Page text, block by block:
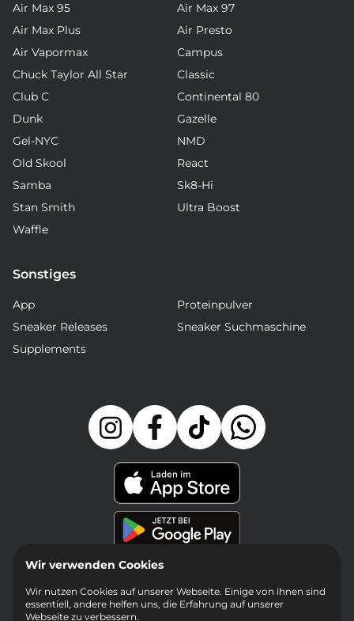
Air Max 95
Air Max 97
Air Max Plus
Air Presto
Air Vapormax
Campus
Chuck Taylor All Star
Classic
Club C
Continental 80
Dunk
Gazelle
Gel-NYC
NMD
Old Skool
React
Samba
Sk8-Hi
Stan Smith
Ultra Boost
Waffle
Sonstiges
App
Proteinpulver
Sneaker Releases
Sneaker Suchmaschine
Supplements
Wir verwenden Cookies
Wir nutzen Cookies auf unserer Webseite. Einige von ihnen sind
essentiell, andere helfen uns, die Erfahrung auf unserer
Webseite zu verbessern.